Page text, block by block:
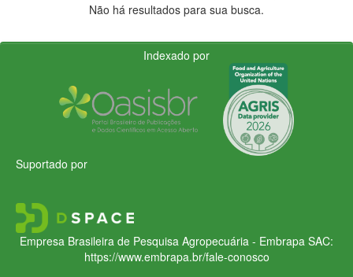
Não há resultados para sua busca.
Indexado por
Suportado por
Empresa Brasileira de Pesquisa Agropecuária - Embrapa SAC:
https://www.embrapa.br/fale-conosco